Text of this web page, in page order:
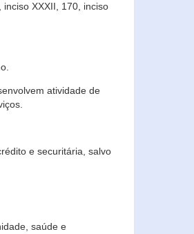
XXXII, 170, inciso
atividade de
e securitária, salvo
saúde e